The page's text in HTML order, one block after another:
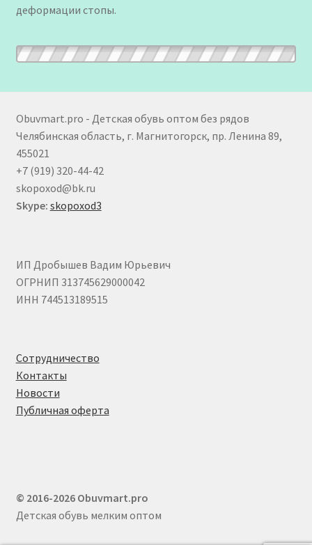
деформации стопы.
Obuvmart.pro - Детская обувь оптом без рядов
Челябинская область, г. Магнитогорск, пр. Ленина 89,
455021
+7 (919) 320-44-42
skopoxod@bk.ru
Skype: skopoxod3
ИП Дробышев Вадим Юрьевич
ОГРНИП 313745629000042
ИНН 744513189515
Сотрудничество
Контакты
Новости
Публичная оферта
© 2016-2026 Obuvmart.pro
Детская обувь мелким оптом